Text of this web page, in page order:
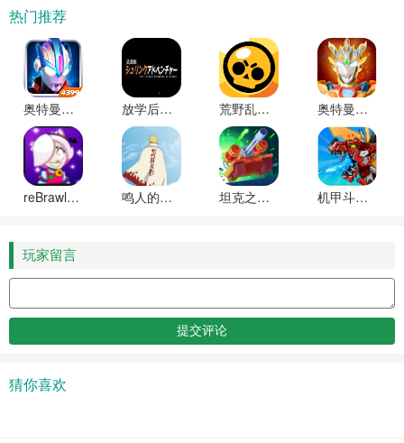
热门推荐
奥特曼传奇英雄内购版无限资源版 放学后的缩小大冒险官方正版下载入口 荒野乱斗(Brawl Stars)国际服下载安装最新版 奥特曼传奇英雄(Ultraman Legend of Heroes)无敌版
reBrawlClassic(荒野乱斗海外私服)安卓下载 鸣人的假期变态版游戏安卓版下载 坦克之星2(Tank Stars 2)最新版下载安装 机甲斗兽场破解版免广告下载
玩家留言
猜你喜欢